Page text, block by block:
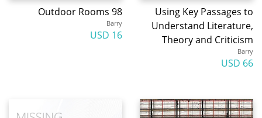
Using Key Passages to
Understand Literature,
Theory and Criticism
Barry
66 USD
Outdoor Rooms 98
Barry
16 USD